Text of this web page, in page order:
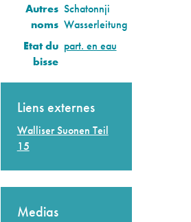
Autres
noms
Schatonnji
Wasserleitung
Etat du
bisse
part. en eau
Liens externes
Walliser Suonen Teil
15
Medias